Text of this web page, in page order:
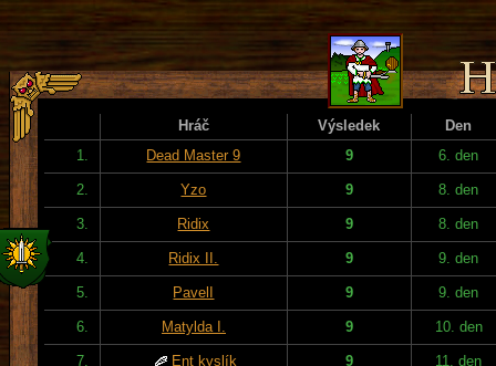
Hráč Výsledek
Den
1.
Dead Master 9 9 6. den
2. Yzo 9 8. den
3. Ridix 9 8. den
4. Ridix II. 9 9. den
5. PavelI 9 9. den
6. Matylda I. 9 10. den
7. Ent kyslík 9 11. den